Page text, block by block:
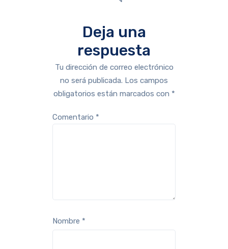
Deja una
respuesta
Tu dirección de correo electrónico
no será publicada. Los campos
obligatorios están marcados con *
Comentario *
Nombre *